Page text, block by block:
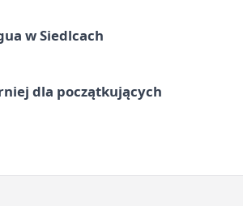
w Siedlcach
dla początkujących